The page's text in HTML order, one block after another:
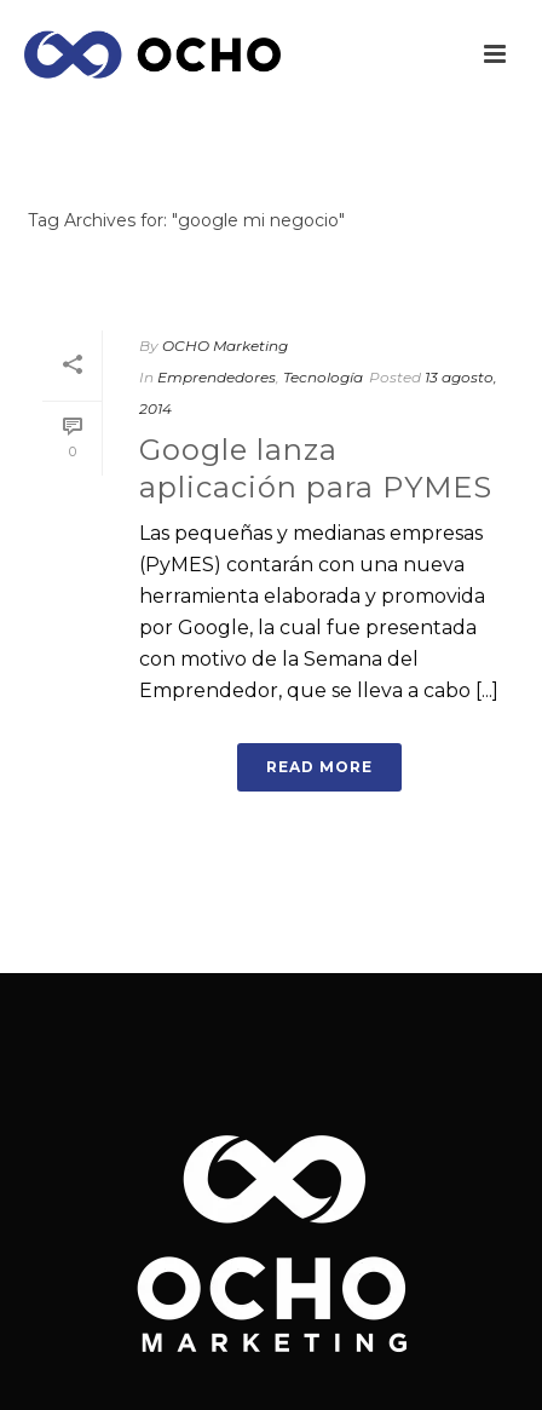
Tag Archives for: "google mi negocio"
0
By OCHO Marketing
In Emprendedores, Tecnología Posted 13 agosto,
2014
Google lanza
aplicación para PYMES
Las pequeñas y medianas empresas
(PyMES) contarán con una nueva
herramienta elaborada y promovida
por Google, la cual fue presentada
con motivo de la Semana del
Emprendedor, que se lleva a cabo [...]
READ MORE